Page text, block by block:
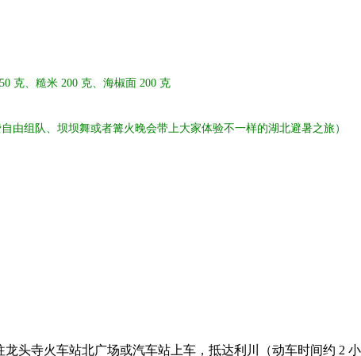
克、糙米 200 克、海椒面 200 克
组队、坝坝舞或者篝火晚会带上大家体验不一样的湖北避暑之旅）
头寺火车站北广场或汽车站上车，抵达利川（动车时间约 2 小